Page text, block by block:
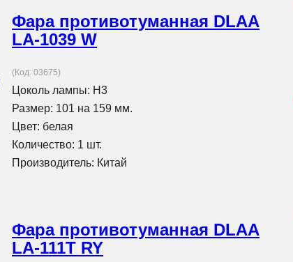
Фара противотуманная DLAA
LA-1039 W
(Код: 03675)
Цоколь лампы: H3
Размер: 101 на 159 мм.
Цвет: белая
Количество: 1 шт.
Производитель: Китай
Фара противотуманная DLAA
LA-111T RY